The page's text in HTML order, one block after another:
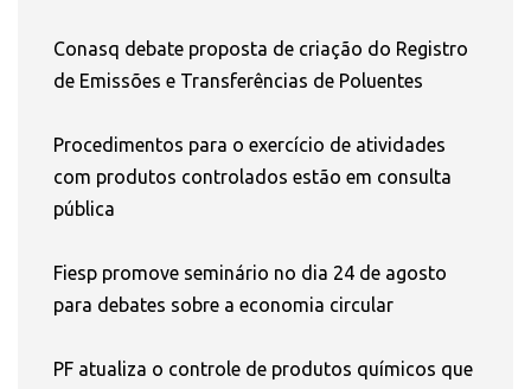
Conasq debate proposta de criação do Registro
de Emissões e Transferências de Poluentes
Procedimentos para o exercício de atividades
com produtos controlados estão em consulta
pública
Fiesp promove seminário no dia 24 de agosto
para debates sobre a economia circular
PF atualiza o controle de produtos químicos que